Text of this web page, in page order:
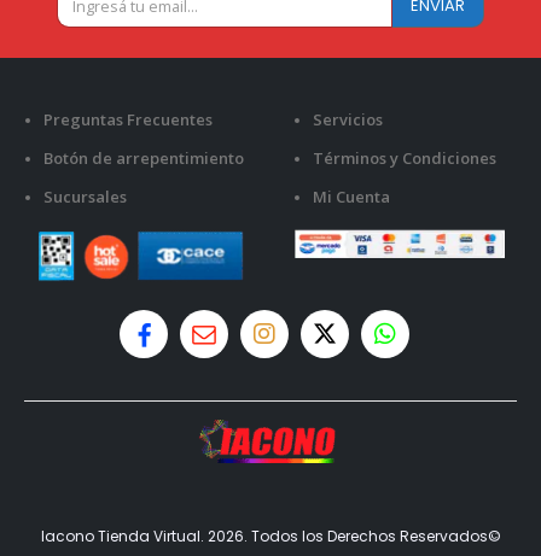
Preguntas Frecuentes
Botón de arrepentimiento
Sucursales
Servicios
Términos y Condiciones
Mi Cuenta
Iacono Tienda Virtual. 2026. Todos los Derechos Reservados©